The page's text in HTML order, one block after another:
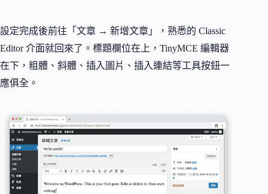
設定完成後前往「文章 → 新增文章」，熟悉的 Classic
Editor 介面就回來了。標題欄位在上，TinyMCE 編輯器
在下，粗體、斜體、插入圖片、插入連結等工具按鈕一
應俱全。